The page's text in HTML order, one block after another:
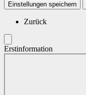
Einstellungen speichern
Zurück
Erstinformation